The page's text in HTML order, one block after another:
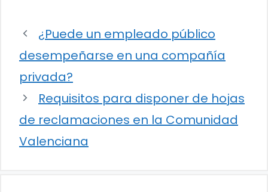
¿Puede un empleado público
desempeñarse en una compañía
privada?
Requisitos para disponer de hojas
de reclamaciones en la Comunidad
Valenciana